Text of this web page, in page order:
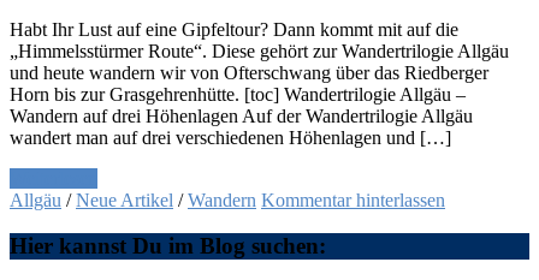
Habt Ihr Lust auf eine Gipfeltour? Dann kommt mit auf die
„Himmelsstürmer Route“. Diese gehört zur Wandertrilogie Allgäu
und heute wandern wir von Ofterschwang über das Riedberger
Horn bis zur Grasgehrenhütte. [toc] Wandertrilogie Allgäu –
Wandern auf drei Höhenlagen Auf der Wandertrilogie Allgäu
wandert man auf drei verschiedenen Höhenlagen und […]
Allgäu /Neue Artikel /Wandern Kommentar hinterlassen
Hier kannst Du im Blog suchen: